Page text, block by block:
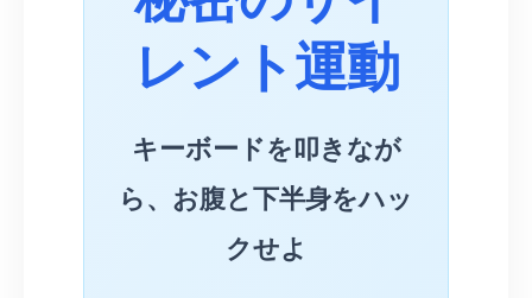
レント運動
キーボードを叩きなが
ら、お腹と下半身をハッ
クせよ